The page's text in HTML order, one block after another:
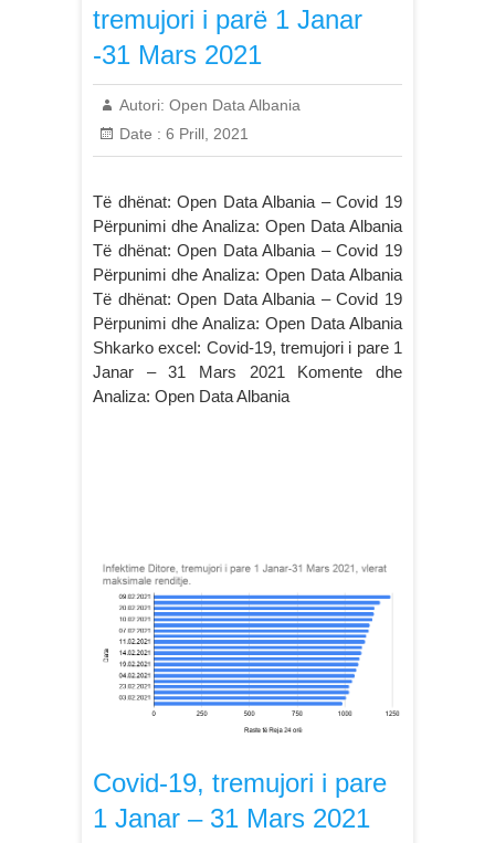
tremujori i parë 1 Janar
-31 Mars 2021
Autori: Open Data Albania
Date : 6 Prill, 2021
Të dhënat: Open Data Albania – Covid 19
Përpunimi dhe Analiza: Open Data Albania
Të dhënat: Open Data Albania – Covid 19
Përpunimi dhe Analiza: Open Data Albania
Të dhënat: Open Data Albania – Covid 19
Përpunimi dhe Analiza: Open Data Albania
Shkarko excel: Covid-19, tremujori i pare 1
Janar – 31 Mars 2021 Komente dhe
Analiza: Open Data Albania
Covid-19, tremujori i pare
1 Janar – 31 Mars 2021